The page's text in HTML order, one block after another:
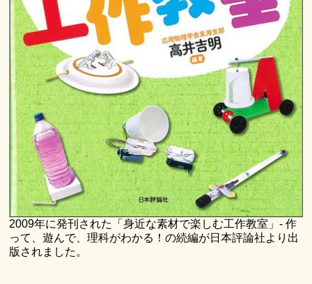
2009年に発刊された「身近な素材で楽しむ工作教室」- 作
って、遊んで、理科がわかる！の続編が日本評論社より出
版されました。